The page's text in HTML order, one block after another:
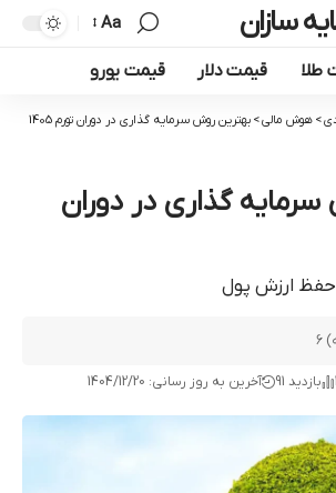
سازان Aa
طلا قیمت دلار قیمت یورو
> هوش مالی> بهترین روش سرمایه گذاری در دوران تورم 1405
گذاری در دوران
حفظ ارزش پول
بازدید 91 آخرین به روز رسانی: 1404/12/20
6